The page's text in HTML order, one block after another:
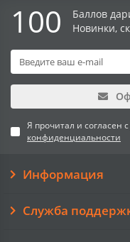
100
Баллов
Новинки,
Я прочитал и согласен
конфиденциальности
Информация
Служба